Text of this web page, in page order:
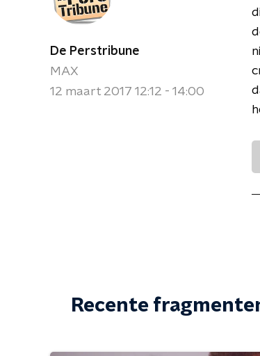
De Perstribune
MAX
12 maart 2017 12:12 - 14:00
Recente